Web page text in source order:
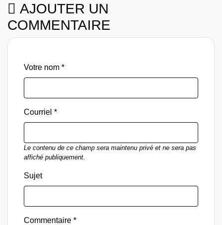
AJOUTER UN
COMMENTAIRE
Votre nom
Courriel
Le contenu de ce champ sera maintenu privé et ne sera pas
affiché publiquement.
Sujet
Commentaire